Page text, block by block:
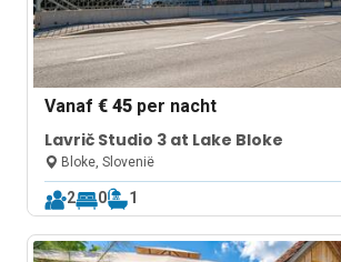
Vanaf€ 45 per nacht
Lavrič Studio 3 at Lake Bloke
Bloke, Slovenië
2 0 1